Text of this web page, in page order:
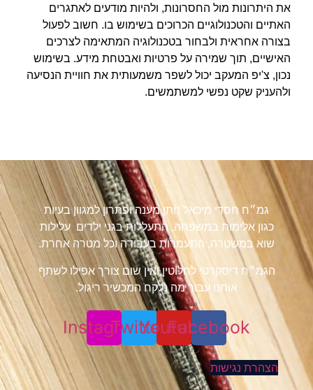
את היתרונות מול החסרונות, ולהיות מודעים לאתגרים
האתיים והטכנולוגיים הכרוכים בשימוש בו. חשוב לפעול
בצורה אחראית ולבחור בטכנולוגיה המתאימה לצרכים
האישיים, תוך שמירה על פרטיות ואבטחת מידע. בשימוש
נכון, צ'יפ המעקב יכול לשפר משמעותית את חוויית הנסיעה
ולהעניק שקט נפשי למשתמשים.
גמ״ח חסדי מיכאל נותן מענה ופתרון למגוון בעיות
כגון אלימות במשפחה, התעללות בגני ילדים עלילות
שוא במשטרה, התעמרות בעבודה וכל מטרה אחרת.
הגמ״ח דיסקרטי לחלוטין ואין שום צורך אפילו לשתף
אותנו עבור מה נלקח המכשיר ריגול.
Facebook
Youtube
Twitter
Instagram
הצהרת נגישות